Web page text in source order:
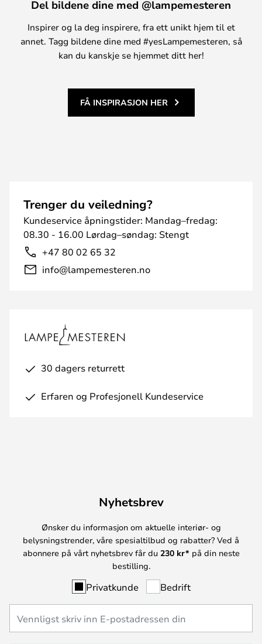
Del bildene dine med @lampemesteren
Inspirer og la deg inspirere, fra ett unikt hjem til et
annet. Tagg bildene dine med #yesLampemesteren, så
kan du kanskje se hjemmet ditt her!
FÅ INSPIRASJON HER
Trenger du veiledning?
Kundeservice åpningstider: Mandag–fredag:
08.30 - 16.00 Lørdag–søndag: Stengt
+47 80 02 65 32
info@lampemesteren.no
30 dagers returrett
Erfaren og Profesjonell Kundeservice
Nyhetsbrev
Ønsker du informasjon om aktuelle interiør- og
belysningstrender, våre spesialtilbud og rabatter? Ved å
abonnere på vårt nyhetsbrev får du 230 kr* på din neste
bestilling.
Privatkunde Bedrift